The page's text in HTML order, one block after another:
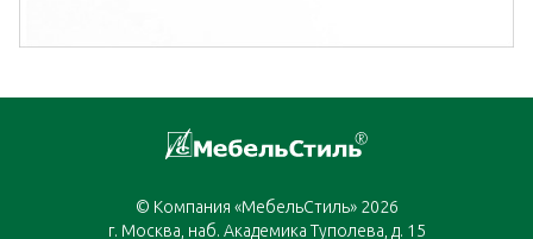
© Компания «МебельСтиль» 2026
г. Москва, наб. Академика Туполева, д. 15